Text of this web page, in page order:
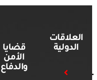
العلاقات
الدولية
قضايا
الأمن
والدفاع